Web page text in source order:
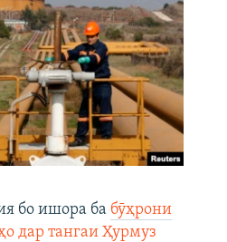
бо ишора ба бӯҳрони
дар тангаи Ҳурмуз